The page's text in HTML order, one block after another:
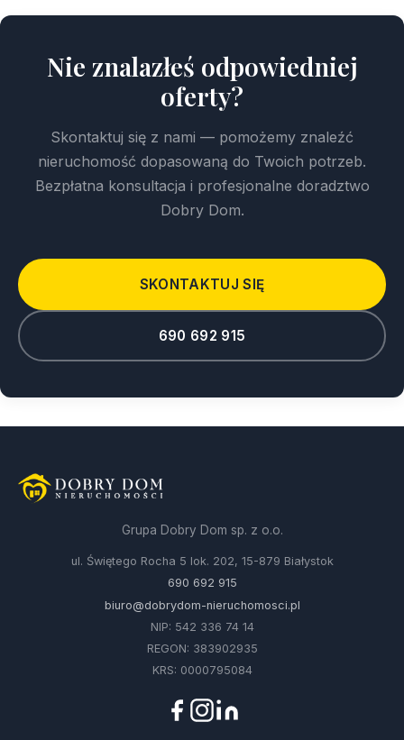
Nie znalazłeś odpowiedniej
oferty?
Skontaktuj się z nami — pomożemy znaleźć
nieruchomość dopasowaną do Twoich potrzeb.
Bezpłatna konsultacja i profesjonalne doradztwo
Dobry Dom.
SKONTAKTUJ SIĘ
690 692 915
Grupa Dobry Dom sp. z o.o.
ul. Świętego Rocha 5 lok. 202, 15-879 Białystok
690 692 915
biuro@dobrydom-nieruchomosci.pl
NIP: 542 336 74 14
REGON: 383902935
KRS: 0000795084